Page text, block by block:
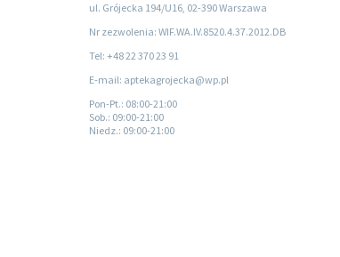
ul. Grójecka 194/U16, 02-390 Warszawa
Nr zezwolenia: WIF.WA.IV.8520.4.37.2012.DB
Tel: +48 22 370 23 91
E-mail: aptekagrojecka@wp.pl
Pon-Pt.: 08:00-21:00
Sob.: 09:00-21:00
Niedz.: 09:00-21:00